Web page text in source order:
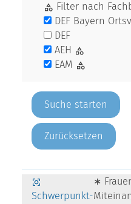
Filter nach
DEF Bayern
DEF
AEH
EAM
Zurücksetzen
Schwerpunkt-
∗